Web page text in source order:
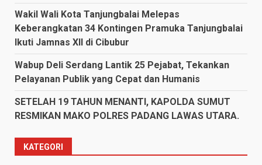
Wakil Wali Kota Tanjungbalai Melepas
Keberangkatan 34 Kontingen Pramuka Tanjungbalai
Ikuti Jamnas XII di Cibubur
Wabup Deli Serdang Lantik 25 Pejabat, Tekankan
Pelayanan Publik yang Cepat dan Humanis
SETELAH 19 TAHUN MENANTI, KAPOLDA SUMUT
RESMIKAN MAKO POLRES PADANG LAWAS UTARA.
KATEGORI